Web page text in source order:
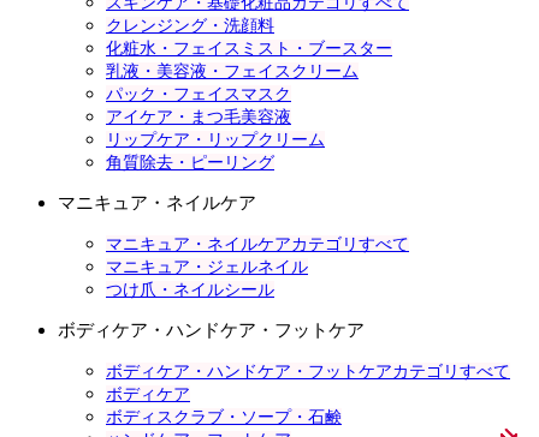
クレンジング・洗顔料
化粧水・フェイスミスト・ブースター
乳液・美容液・フェイスクリーム
パック・フェイスマスク
アイケア・まつ毛美容液
リップケア・リップクリーム
角質除去・ピーリング
マニキュア・ネイルケア
マニキュア・ネイルケアカテゴリすべて
マニキュア・ジェルネイル
つけ爪・ネイルシール
ボディケア・ハンドケア・フットケア
ボディケア・ハンドケア・フットケアカテゴリすべて
ボディケア
ボディスクラブ・ソープ・石鹸